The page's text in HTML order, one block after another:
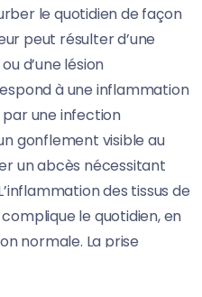
le quotidien de façon
peut résulter d’une
d’une lésion
à une inflammation
une infection
gonflement visible au
un abcès nécessitant
des tissus de
le quotidien, en
normale. La prise